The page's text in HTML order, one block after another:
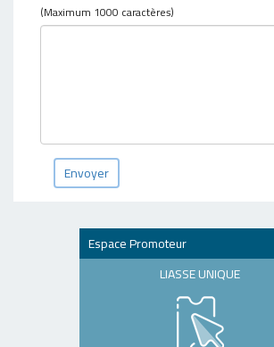
(Maximum 1000 caractères)
Envoyer
Espace Promoteur
LIASSE UNIQUE